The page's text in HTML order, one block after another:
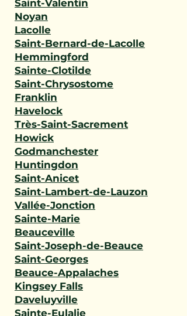
Saint-Valentin
Noyan
Lacolle
Saint-Bernard-de-Lacolle
Hemmingford
Sainte-Clotilde
Saint-Chrysostome
Franklin
Havelock
Très-Saint-Sacrement
Howick
Godmanchester
Huntingdon
Saint-Anicet
Saint-Lambert-de-Lauzon
Vallée-Jonction
Sainte-Marie
Beauceville
Saint-Joseph-de-Beauce
Saint-Georges
Beauce-Appalaches
Kingsey Falls
Daveluyville
Sainte-Eulalie